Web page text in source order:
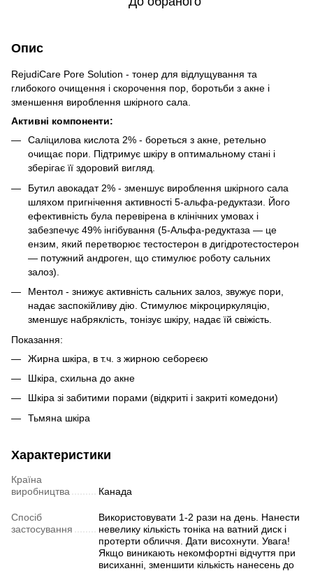
Опис
RejudiCare Pore Solution - тонер для відлущування та
глибокого очищення і скорочення пор, боротьби з акне і
зменшення вироблення шкірного сала.
Активні компоненти:
Саліцилова кислота 2% - бореться з акне, ретельно
очищає пори. Підтримує шкіру в оптимальному стані і
зберігає її здоровий вигляд.
Бутил авокадат 2% - зменшує вироблення шкірного сала
шляхом пригнічення активності 5-альфа-редуктази. Його
ефективність була перевірена в клінічних умовах і
забезпечує 49% інгібування (5-Альфа-редуктаза — це
ензим, який перетворює тестостерон в дигідротестостерон
— потужний андроген, що стимулює роботу сальних
залоз).
Ментол - знижує активність сальних залоз, звужує пори,
надає заспокійливу дію. Стимулює мікроциркуляцію,
зменшує набряклість, тонізує шкіру, надає їй свіжість.
Показання:
Жирна шкіра, в т.ч. з жирною себореєю
Шкіра, схильна до акне
Шкіра зі забитими порами (відкриті і закриті комедони)
Тьмяна шкіра
Характеристики
Країна
виробництва
Канада
Спосіб
застосування
Використовувати 1-2 рази на день. Нанести
невелику кількість тоніка на ватний диск і
протерти обличчя. Дати висохнути. Увага!
Якщо виникають некомфортні відчуття при
висиханні, зменшити кількість нанесень до